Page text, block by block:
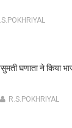
घणाता ने किया
R.S.POKHRIYAL